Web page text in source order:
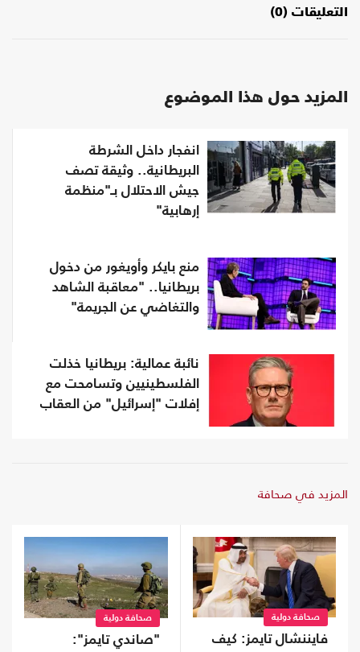
التعليقات (0)
المزيد حول هذا الموضوع
انفجار داخل الشرطة
البريطانية.. وثيقة تصف
جيش الاحتلال بـ"منظمة
إرهابية"
منع بايكر وأويغور من دخول
بريطانيا.. "معاقبة الشاهد
والتغاضي عن الجريمة"
نائبة عمالية: بريطانيا خذلت
الفلسطينيين وتسامحت مع
إفلات "إسرائيل" من العقاب
المزيد في صحافة
صحافة دولية
فايننشال تايمز: كيف
صحافة دولية
"صاندي تايمز":